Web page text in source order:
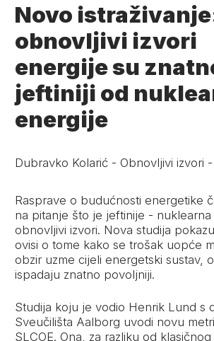
Novo
obnovljivi izvori
energije su
jeftiniji od
energije
Dubravko Kolarić - Obnovljivi izvori
Rasprave o budućnosti energetike
na pitanje što je jeftinije - nuklearna
obnovljivi izvori. Nova studija
ovisi o tome kako se trošak uopće
obzir uzme cijeli energetski sustav,
ispadaju znatno povoljniji.
Studija koju je vodio Henrik Lund s
Sveučilišta Aalborg uvodi novu
SLCOE. Ona, za razliku od